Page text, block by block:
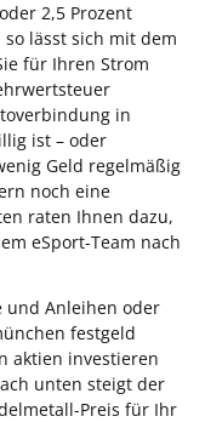
2,5 Prozent
lässt sich mit dem
für Ihren Strom
in
ist – oder
Geld regelmäßig
noch eine
raten Ihnen dazu,
eSport-Team nach
und Anleihen oder
festgeld
aktien investieren
unten steigt der
Preis für Ihr